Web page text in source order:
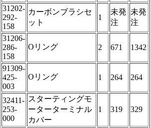
31202-
292-
158
カーボンブラシセ
ット
1
未発
注
未発
注
31206-
286-
158
Oリング 2 671 1342
91309-
425-
003
Oリング 1 264 264
32411-
253-
000
スターティングモ
ーターターミナル
カバー
1 319 329